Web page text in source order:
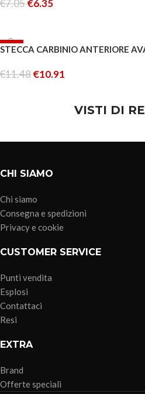
€7.05€6.35
-5%
STECCA CARBINIO ANTERIORE
€11.48€10.91
VISTI DI
CHI SIAMO
Chi siamo
Consegna e spedizioni
Privacy e cookie
CUSTOMER SERVICE
Punti vendita
Esplosi
Contattaci
Resi
EXTRA
Brand
Offerte speciali